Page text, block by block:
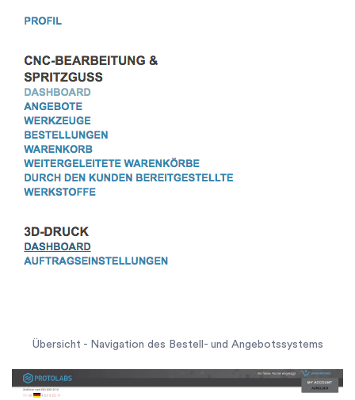
Übersicht - Navigation des Bestell- und Angebotssystems